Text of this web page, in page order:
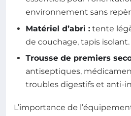
environnement sans
Matériel d’abri : tente
de couchage, tapis isolant.
Trousse de premiers
antiseptiques,
troubles digestifs et anti-
L’importance de